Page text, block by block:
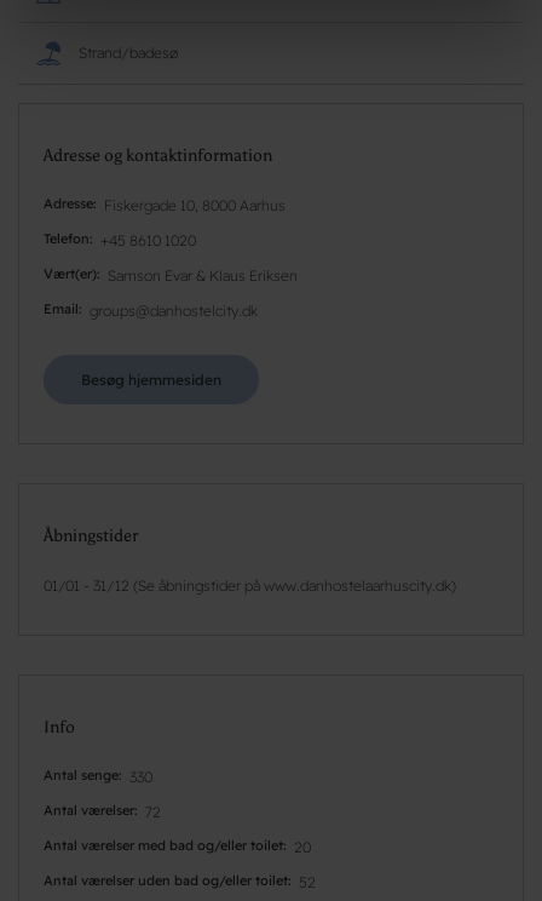
Strand/badesø
Adresse og kontaktinformation
Adresse Fiskergade 10, 8000 Aarhus
Telefon +45 8610 1020
Vært(er) Samson Evar & Klaus Eriksen
Email groups@danhostelcity.dk
Besøg hjemmesiden
Åbningstider
01/01 - 31/12 (Se åbningstider på www.danhostelaarhuscity.dk)
Info
Antal senge 330
Antal værelser 72
Antal værelser med bad og/eller toilet 20
Antal værelser uden bad og/eller toilet 52